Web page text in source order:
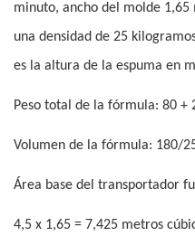
minuto, ancho del molde
una densidad de 25
es la altura de la espuma en
Peso total de la fórmula: 80 +
Volumen de la fórmula: 180/
Área base del transportador
4,5 x 1,65 = 7,425 metros